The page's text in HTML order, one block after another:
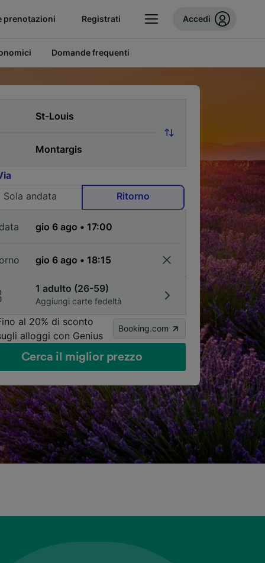
prenotazioni Registrati Accedi
Domande frequenti
Sola andata
Ritorno
1 adulto (26-59)
Aggiungi carte fedeltà
al 20% di sconto
alloggi con Genius
Booking.com
Cerca il miglior prezzo